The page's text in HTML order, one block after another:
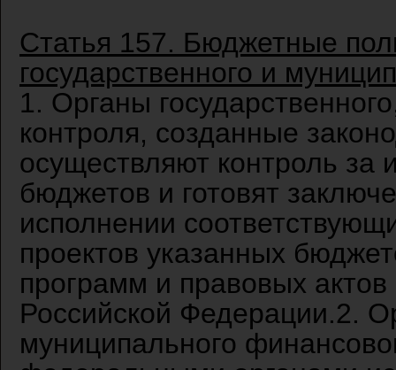
Статья 157. Бюджетные
государственного и
1. Органы
контроля, созданные
осуществляют контроль за
бюджетов и готовят
исполнении
проектов указанных
программ и правовых
Российской Федерации.2.
муниципального